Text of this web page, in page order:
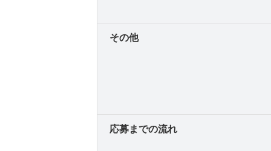
その他
応募までの流れ